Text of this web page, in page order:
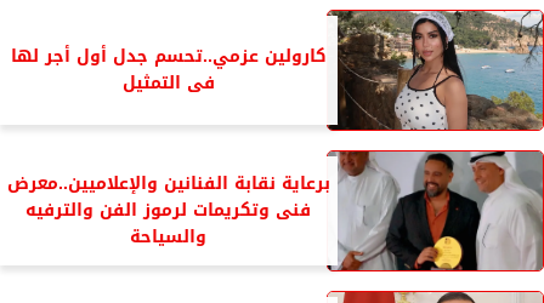
كارولين عزمي..تحسم جدل أول أجر لها
فى التمثيل
برعاية نقابة الفنانين والإعلاميين..معرض
فنى وتكريمات لرموز الفن والترفيه
والسياحة